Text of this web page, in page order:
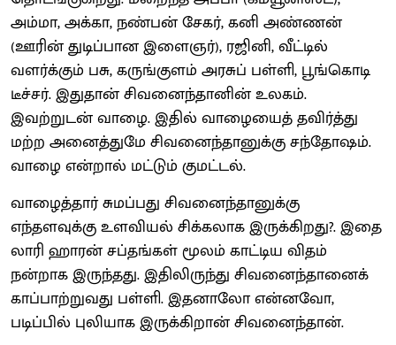
அம்மா, அக்கா, நண்பன் சேகர், கனி அண்ணன்
(ஊரின் துடிப்பான இளைஞர்), ரஜினி, வீட்டில்
வளர்க்கும் பசு, கருங்குளம் அரசுப் பள்ளி, பூங்கொடி
டீச்சர். இதுதான் சிவனைந்தானின் உலகம்.
இவற்றுடன் வாழை. இதில் வாழையைத் தவிர்த்து
மற்ற அனைத்துமே சிவனைந்தானுக்கு சந்தோஷம்.
வாழை என்றால் மட்டும் குமட்டல்.
வாழைத்தார் சுமப்பது சிவனைந்தானுக்கு
எந்தளவுக்கு உளவியல் சிக்கலாக இருக்கிறது?. இதை
லாரி ஹாரன் சப்தங்கள் மூலம் காட்டிய விதம்
நன்றாக இருந்தது. இதிலிருந்து சிவனைந்தானைக்
காப்பாற்றுவது பள்ளி. இதனாலோ என்னவோ,
படிப்பில் புலியாக இருக்கிறான் சிவனைந்தான்.